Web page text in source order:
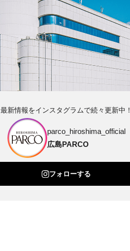
最新情報をインスタグラムで続々更新中！
parco_hiroshima_official
広島PARCO
フォローする